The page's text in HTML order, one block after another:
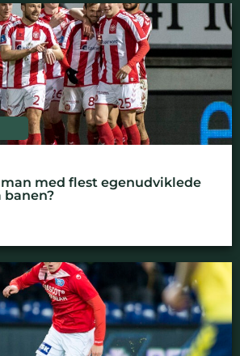
med flest egenudviklede
banen?